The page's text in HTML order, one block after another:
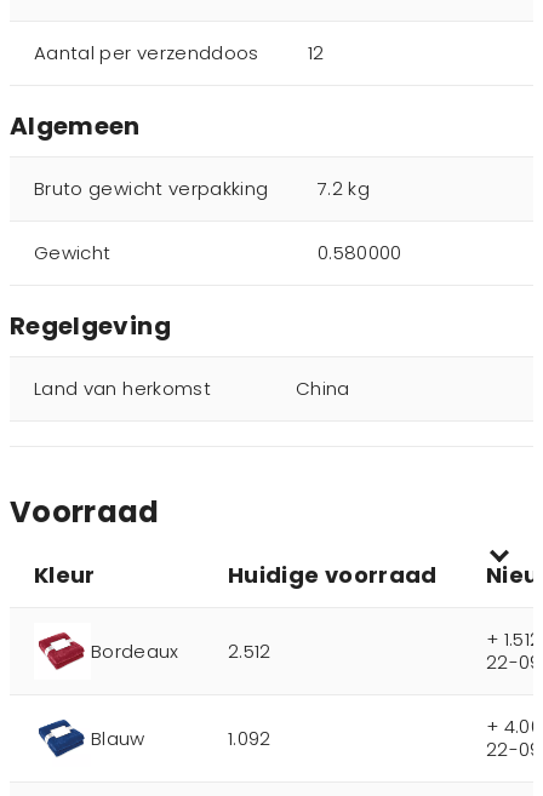
Aantal per verzenddoos 12
Algemeen
Bruto gewicht verpakking 7.2 kg
Gewicht 0.580000
Regelgeving
Land van herkomst China
Voorraad
Kleur Huidige voorraad
Bordeaux 2.512
+
22-
Blauw 1.092
+
22-